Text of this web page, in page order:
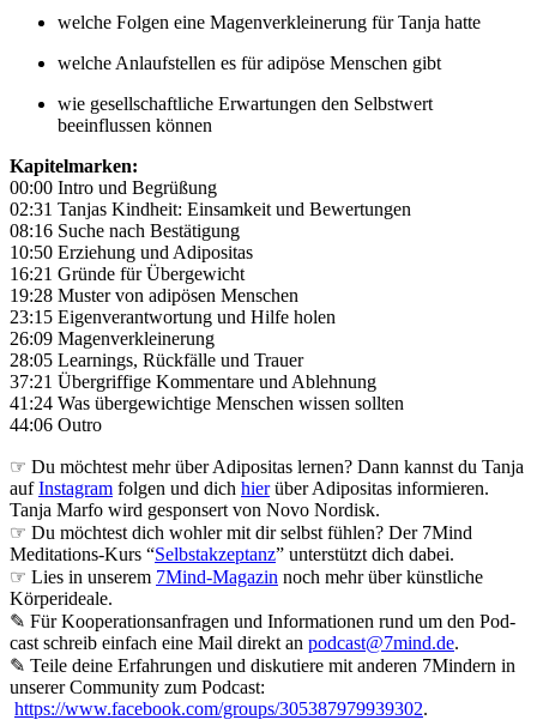
welche Folgen eine Magenverkleinerung für Tanja hatte
welche Anlaufstellen es für adipöse Menschen gibt
wie gesellschaftliche Erwartungen den Selbstwert
beeinflussen können
Kapitelmarken:
00:00 Intro und Begrüßung
02:31 Tanjas Kindheit: Einsamkeit und Bewertungen
08:16 Suche nach Bestätigung
10:50 Erziehung und Adipositas
16:21 Gründe für Übergewicht
19:28 Muster von adipösen Menschen
23:15 Eigenverantwortung und Hilfe holen
26:09 Magenverkleinerung
28:05 Learnings, Rückfälle und Trauer
37:21 Übergriffige Kommentare und Ablehnung
41:24 Was übergewichtige Menschen wissen sollten
44:06 Outro
☞ Du möchtest mehr über Adipositas lernen? Dann kannst du Tanja
aufInstagram folgen und dich hierüber Adipositas informieren.
Tanja Marfo wird gesponsert von Novo Nordisk.
☞ Du möchtest dich wohler mit dir selbst fühlen? Der 7Mind
Meditations-Kurs “Selbstakzeptanz” unterstützt dich dabei.
☞ Lies in unserem 7Mind-Magazin noch mehr über künstliche
Körperideale.
✎ Für Koope­ra­ti­ons­an­fra­gen und Infor­ma­tio­nen rund um den Pod­
cast schreib ein­fach eine Mail direkt an podcast@7mind.de.
✎ Teile deine Erfahrungen und diskutiere mit anderen 7Mindern in
unserer Community zum Podcast:
https://www.facebook.com/groups/305387979939302.